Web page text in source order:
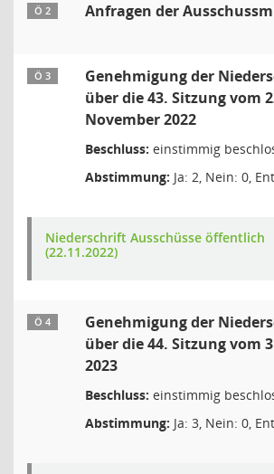
Ö 2 Anfragen der
Ö 3
Genehmigung der
über die 43. Sitzung vom
November 2022
Beschluss: einstimmig
Abstimmung: Ja: 2, Nein: 0,
Niederschrift Ausschüsse öffentlich
(22.11.2022)
Ö 4
Genehmigung der
über die 44. Sitzung vom
2023
Beschluss: einstimmig
Abstimmung: Ja: 3, Nein: 0,